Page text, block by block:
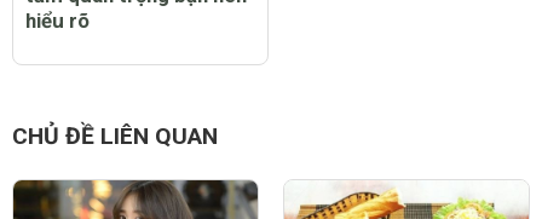
hiểu rõ
CHỦ ĐỀ LIÊN QUAN